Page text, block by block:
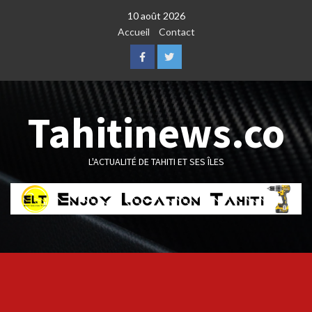
10 août 2026
Accueil
Contact
FacebookTwitter
Tahitinews.co
L'ACTUALITÉ DE TAHITI ET SES ÎLES